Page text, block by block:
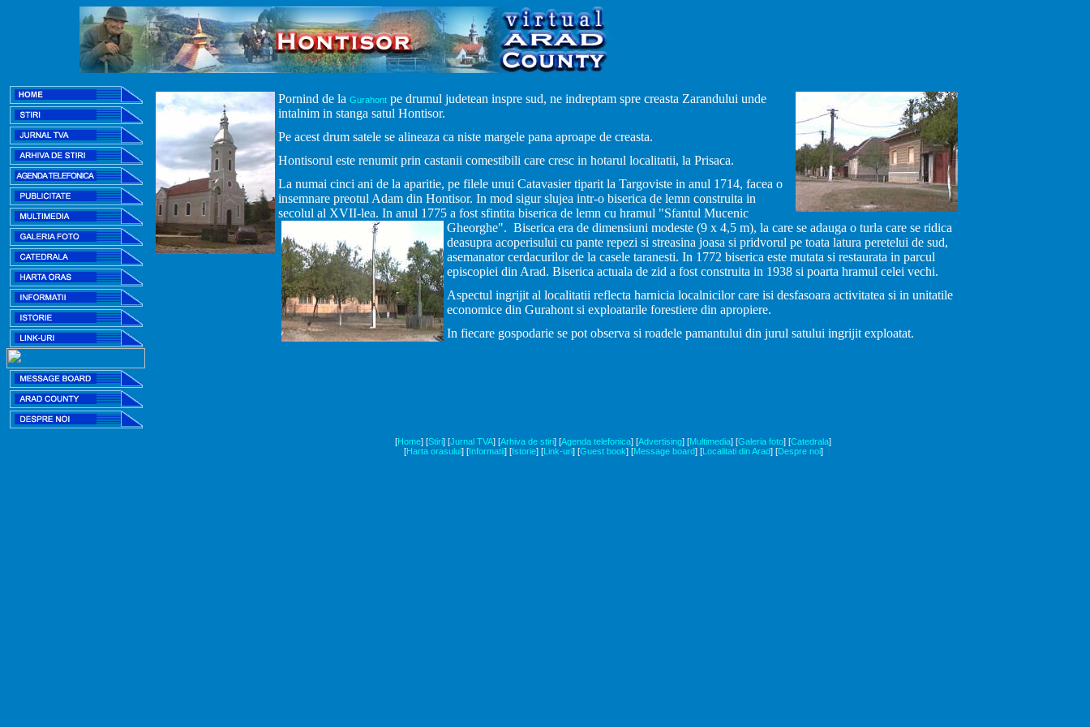
Pornind de la Gurahont pe drumul judetean inspre sud, ne indreptam spre creasta Zarandului unde
intalnim in stanga satul Hontisor.
Pe acest drum satele se alineaza ca niste margele pana aproape de creasta.
Hontisorul este renumit prin castanii comestibili care cresc in hotarul localitatii, la Prisaca.
La numai cinci ani de la aparitie, pe filele unui Catavasier tiparit la Targoviste in anul 1714, facea o
insemnare preotul Adam din Hontisor. In mod sigur slujea intr-o biserica de lemn construita in
secolul al XVII-lea. In anul 1775 a fost sfintita biserica de lemn cu hramul "Sfantul Mucenic
Gheorghe". Biserica era de dimensiuni modeste (9 x 4,5 m), la care se adauga o turla care se ridica
deasupra acoperisului cu pante repezi si streasina joasa si pridvorul pe toata latura peretelui de sud,
asemanator cerdacurilor de la casele taranesti. In 1772 biserica este mutata si restaurata in parcul
episcopiei din Arad. Biserica actuala de zid a fost construita in 1938 si poarta hramul celei vechi.
Aspectul ingrijit al localitatii reflecta harnicia localnicilor care isi desfasoara activitatea si in unitatile
economice din Gurahont si exploatarile forestiere din apropiere.
In fiecare gospodarie se pot observa si roadele pamantului din jurul satului ingrijit exploatat.
[Home] [Stiri] [Jurnal TVA] [Arhiva de stiri] [Agenda telefonica] [Advertising] [Multimedia] [Galeria foto] [Catedrala]
[Harta orasului] [Informatii] [Istorie] [Link-uri] [Guest book] [Message board] [Localitati din Arad] [Despre noi]